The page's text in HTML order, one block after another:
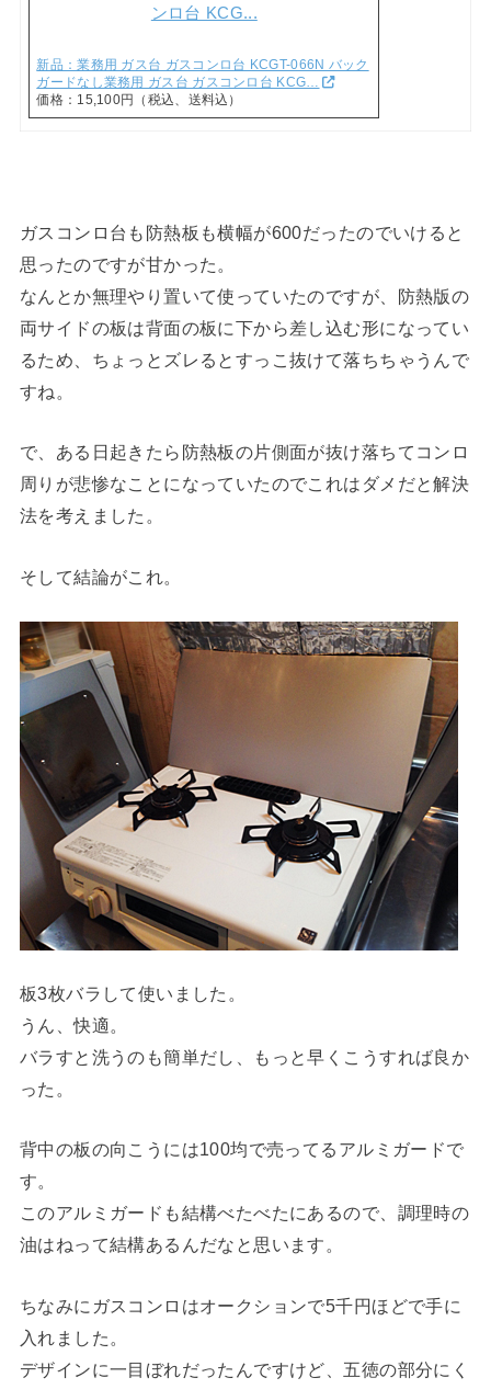
新品：業務用 ガス台 ガスコンロ台 KCGT-066N バック
ガードなし業務用 ガス台 ガスコンロ台 KCG…
価格：15,100円（税込、送料込）
ガスコンロ台も防熱板も横幅が600だったのでいけると
思ったのですが甘かった。
なんとか無理やり置いて使っていたのですが、防熱版の
両サイドの板は背面の板に下から差し込む形になってい
るため、ちょっとズレるとすっこ抜けて落ちちゃうんで
すね。
で、ある日起きたら防熱板の片側面が抜け落ちてコンロ
周りが悲惨なことになっていたのでこれはダメだと解決
法を考えました。
そして結論がこれ。
板3枚バラして使いました。
うん、快適。
バラすと洗うのも簡単だし、もっと早くこうすれば良か
った。
背中の板の向こうには100均で売ってるアルミガードで
す。
このアルミガードも結構べたべたにあるので、調理時の
油はねって結構あるんだなと思います。
ちなみにガスコンロはオークションで5千円ほどで手に
入れました。
デザインに一目ぼれだったんですけど、五徳の部分にく